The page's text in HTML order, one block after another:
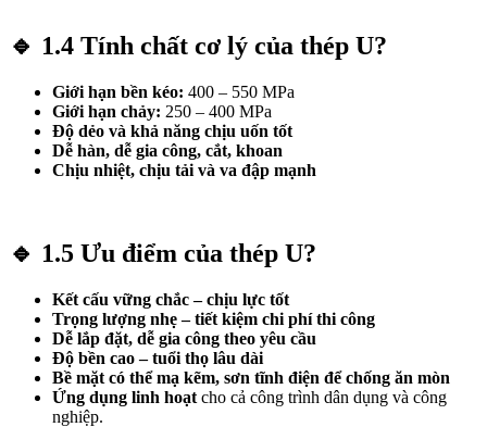
🔹 1.4 Tính chất cơ lý của thép U?
Giới hạn bền kéo: 400 – 550 MPa
Giới hạn chảy: 250 – 400 MPa
Độ dẻo và khả năng chịu uốn tốt
Dễ hàn, dễ gia công, cắt, khoan
Chịu nhiệt, chịu tải và va đập mạnh
🔹 1.5 Ưu điểm của thép U?
Kết cấu vững chắc – chịu lực tốt
Trọng lượng nhẹ – tiết kiệm chi phí thi công
Dễ lắp đặt, dễ gia công theo yêu cầu
Độ bền cao – tuổi thọ lâu dài
Bề mặt có thể mạ kẽm, sơn tĩnh điện để chống ăn mòn
Ứng dụng linh hoạt cho cả công trình dân dụng và công
nghiệp.